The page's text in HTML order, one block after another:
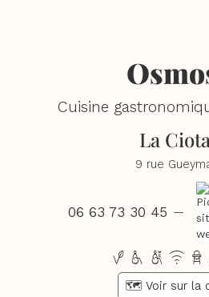
Cuisine
La
9 rue
06 63 73 30 45 —
🗺️ Voir sur la